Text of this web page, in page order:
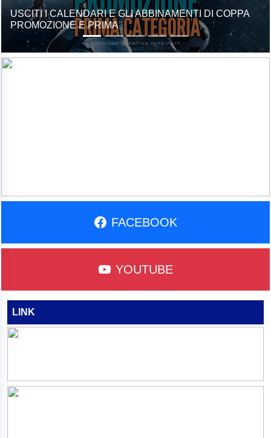
STAGIONE SPORTIVA 2026/27, USCITI I GIRONI
FACEBOOK
YOUTUBE
LINK